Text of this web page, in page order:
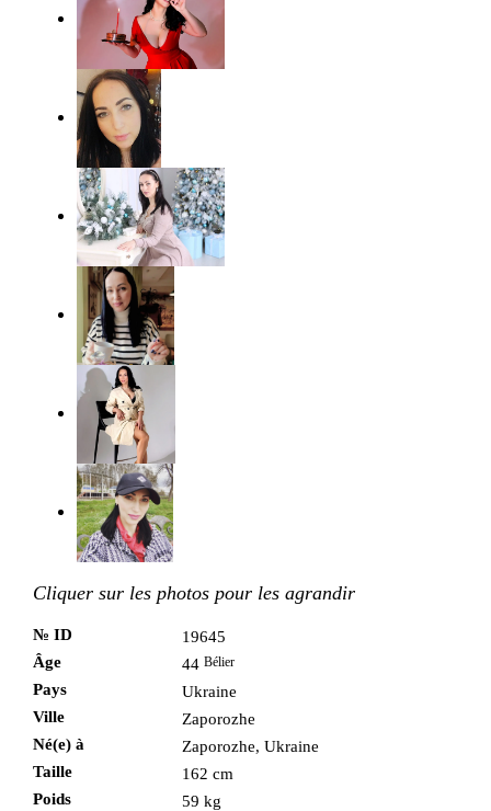
Cliquer sur les photos pour les agrandir
№ ID
19645
Âge
44 Bélier
Pays
Ukraine
Ville
Zaporozhe
Né(e) à
Zaporozhe, Ukraine
Taille
162 cm
Poids
59 kg